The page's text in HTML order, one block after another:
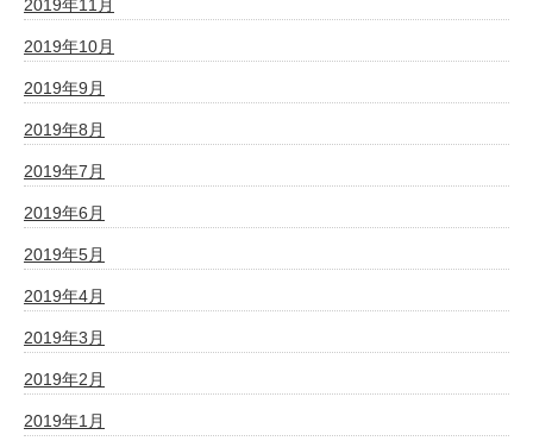
2019年11月
2019年10月
2019年9月
2019年8月
2019年7月
2019年6月
2019年5月
2019年4月
2019年3月
2019年2月
2019年1月